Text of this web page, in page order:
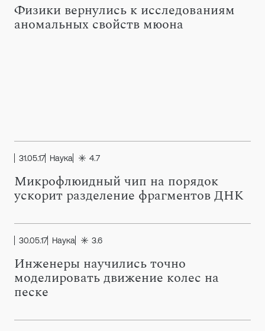
Физики вернулись к исследованиям
аномальных свойств мюона
31.05.17 Наука 4.7
Микрофлюидный чип на порядок
ускорит разделение фрагментов ДНК
30.05.17 Наука 3.6
Инженеры научились точно
моделировать движение колес на
песке